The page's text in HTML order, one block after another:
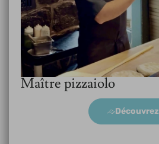
Maître pizzaiolo
Découvrez